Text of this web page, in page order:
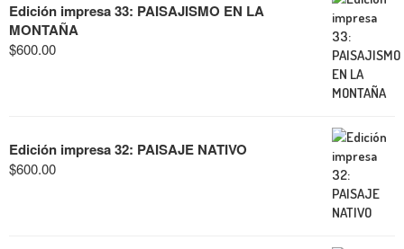
Edición impresa 33: PAISAJISMO EN LA
MONTAÑA
$600.00
Edición impresa 32: PAISAJE NATIVO
$600.00